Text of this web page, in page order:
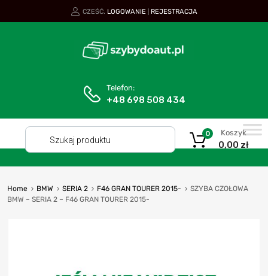
CZEŚĆ. LOGOWANIE REJESTRACJA
Telefon:
+48 698 508 434
Koszyk
0,00 zł
0
Home BMW SERIA 2 F46 GRAN TOURER 2015-
SZYBA CZOŁOWA
BMW – SERIA 2 – F46 GRAN TOURER 2015-